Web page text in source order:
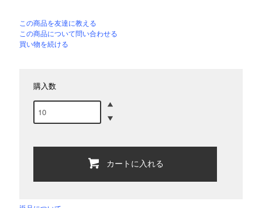
この商品を友達に教える
この商品について問い合わせる
買い物を続ける
購入数
カートに入れる